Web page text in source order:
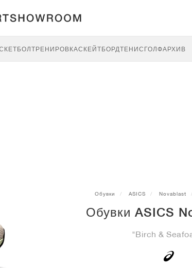
ТРЕНИРОВКАСКЕЙТБОРДТЕНИС ГОЛФАРХИВ
Обувки ASICS Novablast
Обувки ASICS
"Birch &